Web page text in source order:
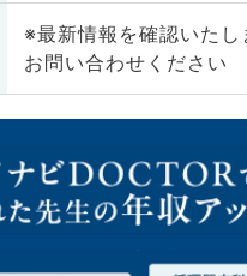
※最新情報を確認いたし
お問い合わせください